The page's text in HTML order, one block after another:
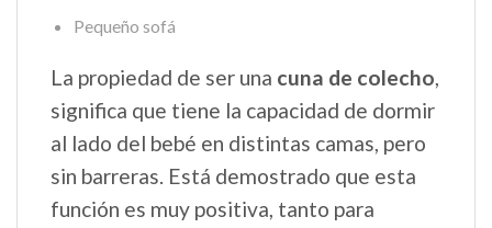
Pequeño sofá
La propiedad de ser una cuna de colecho,
significa que tiene la capacidad de dormir
al lado del bebé en distintas camas, pero
sin barreras. Está demostrado que esta
función es muy positiva, tanto para